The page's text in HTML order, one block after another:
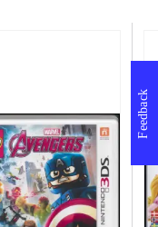
Feedback